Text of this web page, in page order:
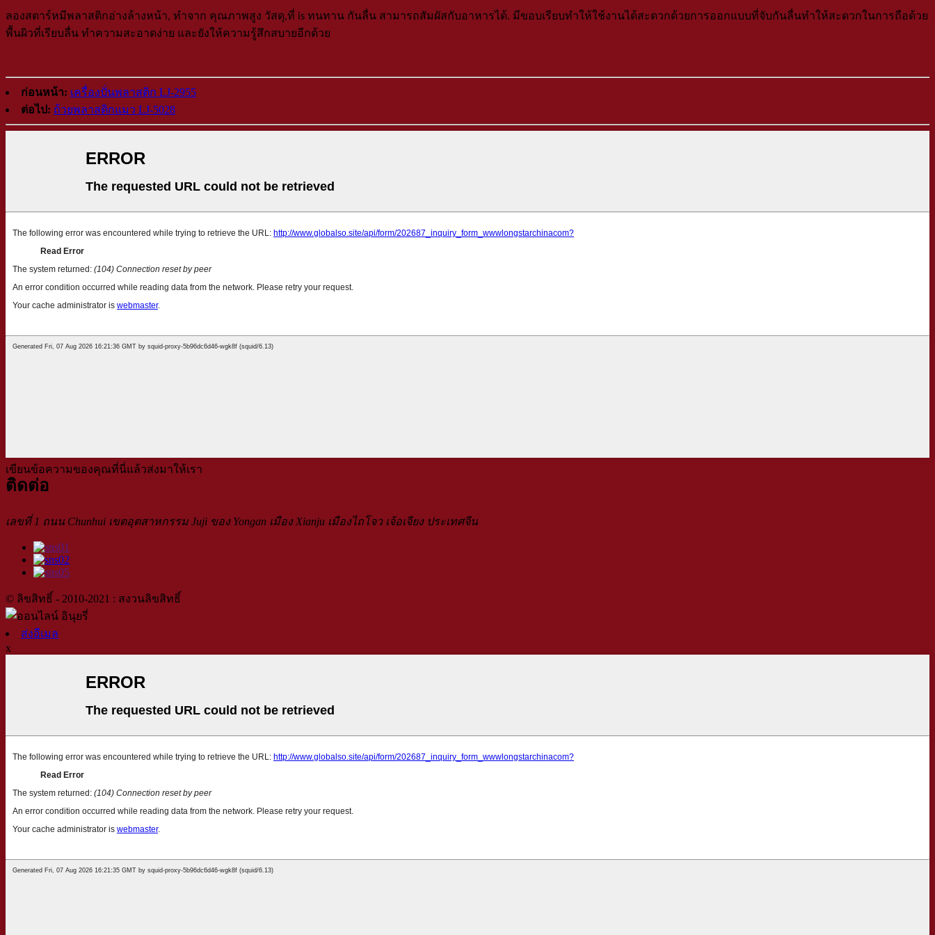
ลองสตาร์หมีพลาสติกอ่างล้างหน้า, ทำจาก คุณภาพสูง วัสดุ,ที่ is ทนทาน กันลื่น สามารถสัมผัสกับอาหารได้. มีขอบเรียบทำให้ใช้งานได้สะดวกด้วยการออกแบบที่จับกันลื่นทำให้สะดวกในการถือด้วย
พื้นผิวที่เรียบลื่น ทำความสะอาดง่าย และยังให้ความรู้สึกสบายอีกด้วย
ก่อนหน้า: เครื่องปั่นพลาสติก LJ-2955
ต่อไป: ถ้วยพลาสติกแมว LJ-5028
เขียนข้อความของคุณที่นี่แล้วส่งมาให้เรา
ติดต่อ
เลขที่ 1 ถนน Chunhui เขตอุตสาหกรรม Juji ของ Yongan เมือง Xianju เมืองไถโจว เจ้อเจียง ประเทศจีน
© ลิขสิทธิ์ - 2010-2021 : สงวนลิขสิทธิ์
ส่งอีเมล
x